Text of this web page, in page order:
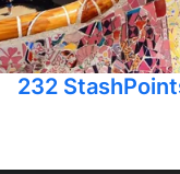
232